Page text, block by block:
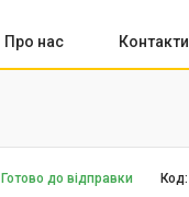
Про нас Контакти
Готово до відправки Код: